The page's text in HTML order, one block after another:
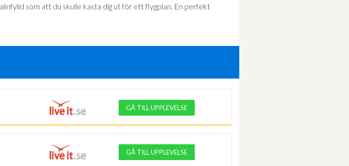
som att du skulle kasta dig ut för ett flygplan. En perfekt
GÅ TILL UPPLEVELSE
GÅ TILL UPPLEVELSE